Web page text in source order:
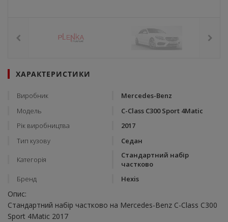
ХАРАКТЕРИСТИКИ
Виробник
Mercedes-Benz
Модель
C-Class C300 Sport 4Matic
Рік виробництва
2017
Тип кузову
Седан
Категорія
Стандартний набір
частково
Бренд
Hexis
Опис:
Стандартний набір частково на Mercedes-Benz C-Class C300
Sport 4Matic 2017